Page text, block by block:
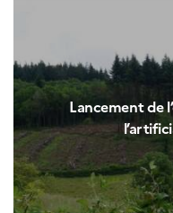
Lancement de